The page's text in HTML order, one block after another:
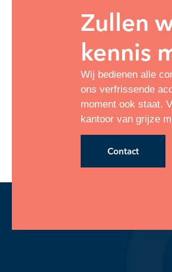
Zullen
kennis
Wij bedienen alle
ons verfrissende
moment ook staat.
kantoor van grijze
Contact